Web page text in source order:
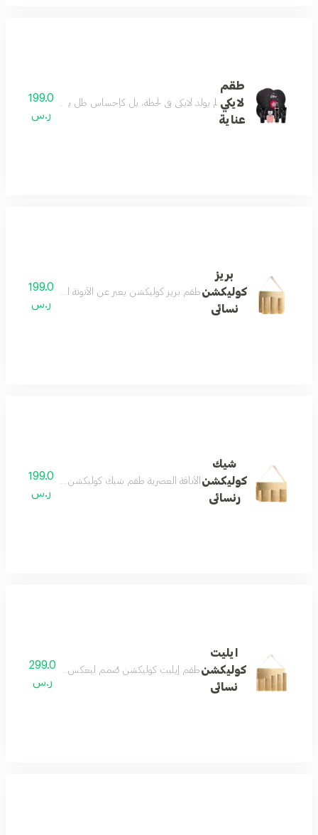
طقم
لايكي
عناية
لم يولد لايكي في لحظة، بل كإحساسٍ ظلّ يتشكّل بهدوء. بدأ
199.0
ر.س
بريز
كوليكشن
نسائى
طقم بريز كوليكشن يعبر عن الأنوثة الرقيقة التي تمزج
199.0
ر.س
شيك
كوليكشن
رنسائى
الأناقة العصرية طقم شيك كوليكشن يجسد المرأة
199.0
ر.س
ايليت
كوليكشن
نسائى
طقم إيليت كوليكشن صُمم ليعكس مفهوم الفخامة
299.0
ر.س